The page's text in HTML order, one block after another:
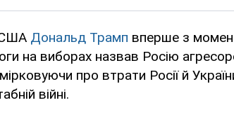
Дональд Трамп вперше з
на виборах назвав Росію
про втрати Росії й
війні.